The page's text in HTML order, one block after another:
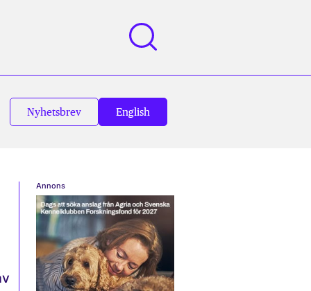
Nyhetsbrev English
Annons